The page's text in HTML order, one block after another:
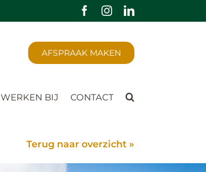
AFSPRAAK MAKEN
WERKEN BIJ CONTACT
Terug naar overzicht »